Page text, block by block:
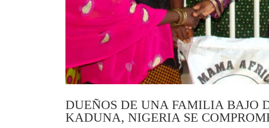
DUEÑOS DE UNA FAMILIA BAJO
KADUNA, NIGERIA SE